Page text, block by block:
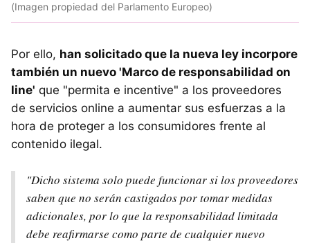
(Imagen propiedad del Parlamento Europeo)
Por ello, han solicitado que la nueva ley incorpore
también un nuevo 'Marco de responsabilidad on
line' que "permita e incentive" a los proveedores
de servicios online a aumentar sus esfuerzas a la
hora de proteger a los consumidores frente al
contenido ilegal.
"Dicho sistema solo puede funcionar si los proveedores
saben que no serán castigados por tomar medidas
adicionales, por lo que la responsabilidad limitada
debe reafirmarse como parte de cualquier nuevo